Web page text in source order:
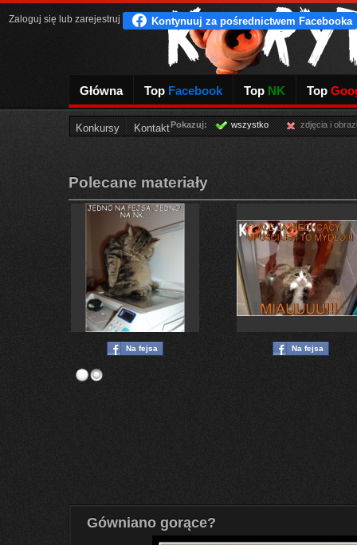
Główna Top Facebook Top NK Top
Konkursy Kontakt
Zaloguj się lub zarejestruj
Pokazuj: wszystko zdjęcia i
Polecane materiały
Na fejsa Na fejsa
Gówniano gorące?